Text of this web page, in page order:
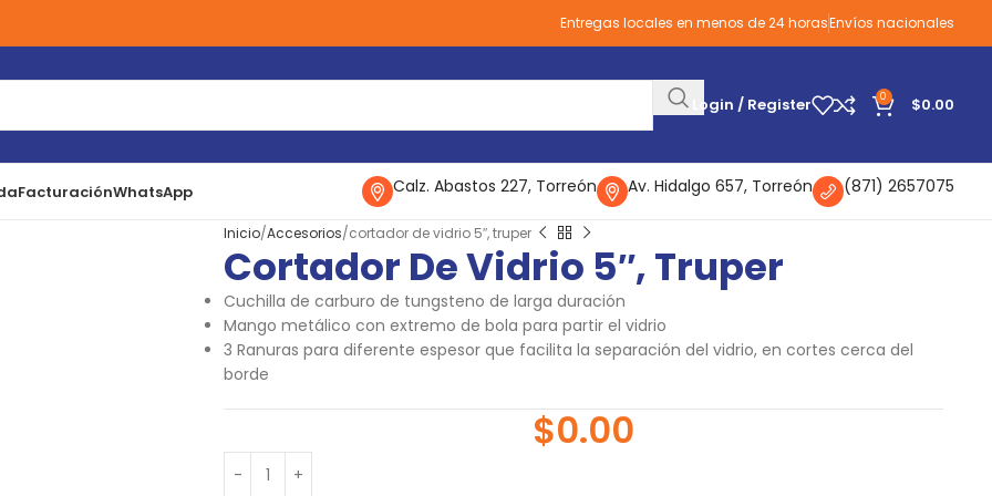
Entregas locales en menos de 24 horasEnvíos nacionales
Login / Register 0 $0.00
FacturaciónWhatsApp Calz. Abastos 227, Torreón Av. Hidalgo 657, Torreón (871) 2657075
Inicio Accesorios cortador de vidrio 5″, truper
Cortador De Vidrio 5″, Truper
Cuchilla de carburo de tungsteno de larga duración
Mango metálico con extremo de bola para partir el vidrio
3 Ranuras para diferente espesor que facilita la separación del vidrio, en cortes cerca del
borde
$0.00